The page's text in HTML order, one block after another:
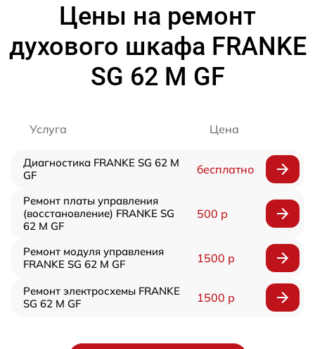
Цены на ремонт
духового шкафа FRANKE
SG 62 M GF
Услуга Цена
Диагностика FRANKE SG 62 M
GF
бесплатно
Ремонт платы управления
(восстановление) FRANKE SG
62 M GF
500 р
Ремонт модуля управления
FRANKE SG 62 M GF
1500 р
Ремонт электросхемы FRANKE
SG 62 M GF
1500 р